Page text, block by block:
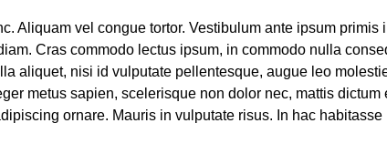
Aliquam vel congue tortor. Vestibulum ante ipsum
Cras commodo lectus ipsum, in commodo nulla
aliquet, nisi id vulputate pellentesque, augue leo
metus sapien, scelerisque non dolor nec, mattis
ornare. Mauris in vulputate risus. In hac